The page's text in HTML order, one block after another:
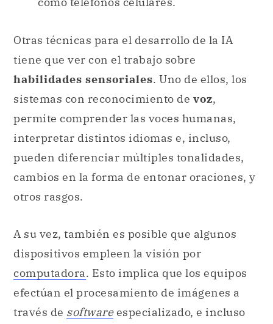
Otras técnicas para el desarrollo de la IA
tiene que ver con el trabajo sobre
habilidades sensoriales. Uno de ellos, los
sistemas con reconocimiento de voz,
permite comprender las voces humanas,
interpretar distintos idiomas e, incluso,
pueden diferenciar múltiples tonalidades,
cambios en la forma de entonar oraciones, y
otros rasgos.
A su vez, también es posible que algunos
dispositivos empleen la visión por
computadora. Esto implica que los equipos
efectúan el procesamiento de imágenes a
través de softwareespecializado, e incluso